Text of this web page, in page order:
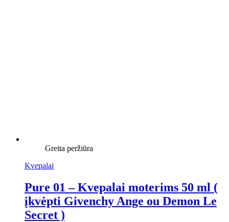
Greita peržiūra
Kvepalai
Pure 01 – Kvepalai moterims 50 ml (
įkvėpti Givenchy Ange ou Demon Le
Secret )